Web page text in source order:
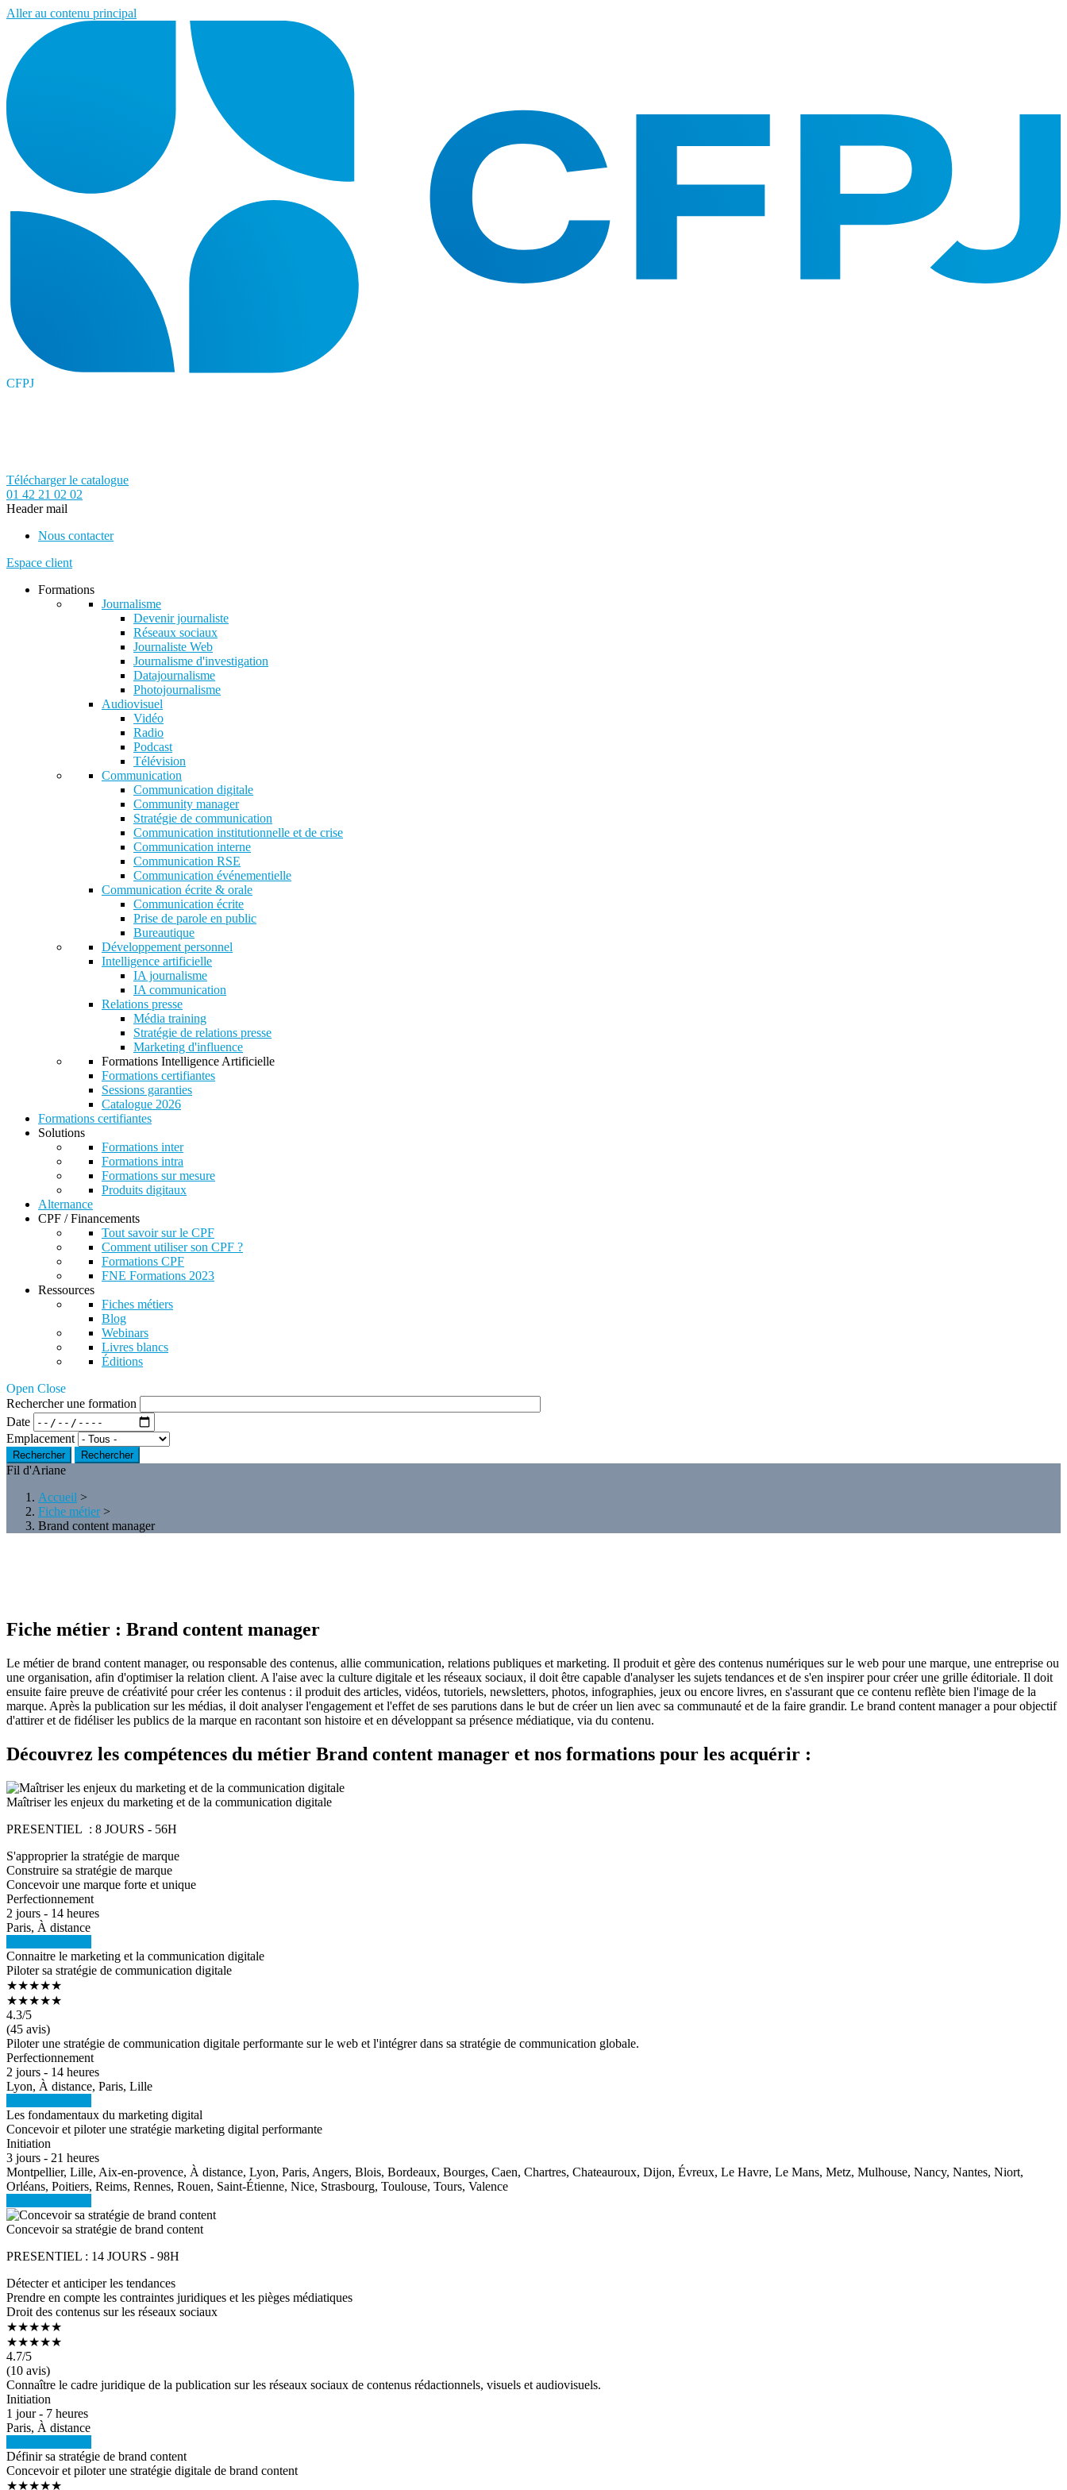
Aller au contenu principal
CFPJ
Télécharger le catalogue
01 42 21 02 02
Header mail
Nous contacter
Espace client
Formations
Journalisme
Devenir journaliste
Réseaux sociaux
Journaliste Web
Journalisme d'investigation
Datajournalisme
Photojournalisme
Audiovisuel
Vidéo
Radio
Podcast
Télévision
Communication
Communication digitale
Community manager
Stratégie de communication
Communication institutionnelle et de crise
Communication interne
Communication RSE
Communication événementielle
Communication écrite & orale
Communication écrite
Prise de parole en public
Bureautique
Développement personnel
Intelligence artificielle
IA journalisme
IA communication
Relations presse
Média training
Stratégie de relations presse
Marketing d'influence
Formations Intelligence Artificielle
Formations certifiantes
Sessions garanties
Catalogue 2026
Formations certifiantes
Solutions
Formations inter
Formations intra
Formations sur mesure
Produits digitaux
Alternance
CPF / Financements
Tout savoir sur le CPF
Comment utiliser son CPF ?
Formations CPF
FNE Formations 2023
Ressources
Fiches métiers
Blog
Webinars
Livres blancs
Éditions
Open Close
Rechercher une formation
Date
Emplacement
Rechercher
Fil d'Ariane
Accueil >
Fiche métier>
Brand content manager
Fiche métier : Brand content manager
Le métier de brand content manager, ou responsable des contenus, allie communication, relations publiques et marketing. Il produit et gère des contenus numériques sur le web pour une marque, une entreprise ou
une organisation, afin d'optimiser la relation client. A l'aise avec la culture digitale et les réseaux sociaux, il doit être capable d'analyser les sujets tendances et de s'en inspirer pour créer une grille éditoriale. Il doit
ensuite faire preuve de créativité pour créer les contenus : il produit des articles, vidéos, tutoriels, newsletters, photos, infographies, jeux ou encore livres, en s'assurant que ce contenu reflète bien l'image de la
marque. Après la publication sur les médias, il doit analyser l'engagement et l'effet de ses parutions dans le but de créer un lien avec sa communauté et de la faire grandir. Le brand content manager a pour objectif
d'attirer et de fidéliser les publics de la marque en racontant son histoire et en développant sa présence médiatique, via du contenu.
Découvrez les compétences du métier Brand content manager et nos formations pour les acquérir :
Maîtriser les enjeux du marketing et de la communication digitale
PRESENTIEL : 8 JOURS - 56H
S'approprier la stratégie de marque
Construire sa stratégie de marque
Concevoir une marque forte et unique
Perfectionnement
2 jours - 14 heures
Paris, À distance
Connaitre le marketing et la communication digitale
Piloter sa stratégie de communication digitale
★★★★★
★★★★★
4.3/5
(45 avis)
Piloter une stratégie de communication digitale performante sur le web et l'intégrer dans sa stratégie de communication globale.
Perfectionnement
2 jours - 14 heures
Lyon, À distance, Paris, Lille
Les fondamentaux du marketing digital
Concevoir et piloter une stratégie marketing digital performante
Initiation
3 jours - 21 heures
Montpellier, Lille, Aix-en-provence, À distance, Lyon, Paris, Angers, Blois, Bordeaux, Bourges, Caen, Chartres, Chateauroux, Dijon, Évreux, Le Havre, Le Mans, Metz, Mulhouse, Nancy, Nantes, Niort,
Orléans, Poitiers, Reims, Rennes, Rouen, Saint-Étienne, Nice, Strasbourg, Toulouse, Tours, Valence
Concevoir sa stratégie de brand content
PRESENTIEL : 14 JOURS - 98H
Détecter et anticiper les tendances
Prendre en compte les contraintes juridiques et les pièges médiatiques
Droit des contenus sur les réseaux sociaux
★★★★★
★★★★★
4.7/5
(10 avis)
Connaître le cadre juridique de la publication sur les réseaux sociaux de contenus rédactionnels, visuels et audiovisuels.
Initiation
1 jour - 7 heures
Paris, À distance
Définir sa stratégie de brand content
Concevoir et piloter une stratégie digitale de brand content
★★★★★